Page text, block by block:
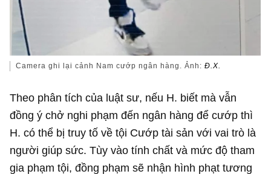
Camera ghi lại cảnh Nam cướp ngân hàng. Ảnh:Đ.X.
Theo phân tích của luật sư, nếu H. biết mà vẫn
đồng ý chở nghi phạm đến ngân hàng để cướp thì
H. có thể bị truy tố về tội Cướp tài sản với vai trò là
người giúp sức. Tùy vào tính chất và mức độ tham
gia phạm tội, đồng phạm sẽ nhận hình phạt tương